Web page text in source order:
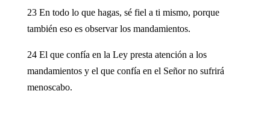
23 En todo lo que hagas, sé fiel a ti mismo, porque
también eso es observar los mandamientos.
24 El que confía en la Ley presta atención a los
mandamientos y el que confía en el Señor no sufrirá
menoscabo.